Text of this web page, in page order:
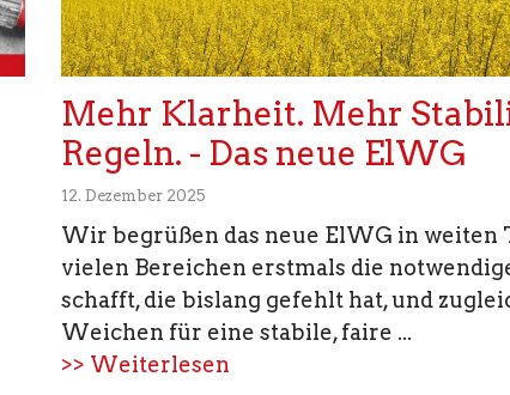
Mehr Klarheit. Mehr
Regeln. - Das neue ElWG
12. Dezember 2025
Wir begrüßen das neue ElWG in weiten
vielen Bereichen erstmals die
schafft, die bislang gefehlt hat, und
Weichen für eine stabile, faire ...
>> Weiterlesen